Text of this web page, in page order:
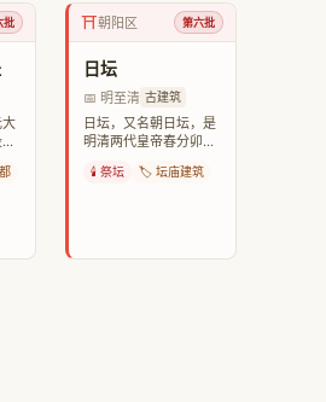
批 ⛩️朝阳区 第六批
日坛
📅 明至清 古建筑
日坛，又名朝日坛，是
明清两代皇帝春分卯时
的场所。
🕯️ 祭坛 🏷️ 坛庙建筑